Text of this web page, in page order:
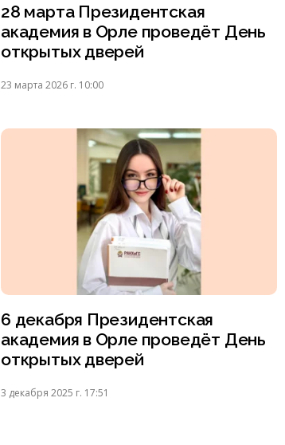
28 марта Президентская
академия в Орле проведёт День
открытых дверей
23 марта 2026 г. 10:00
6 декабря Президентская
академия в Орле проведёт День
открытых дверей
3 декабря 2025 г. 17:51